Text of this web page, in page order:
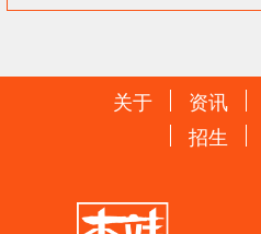
关于 资讯
招生